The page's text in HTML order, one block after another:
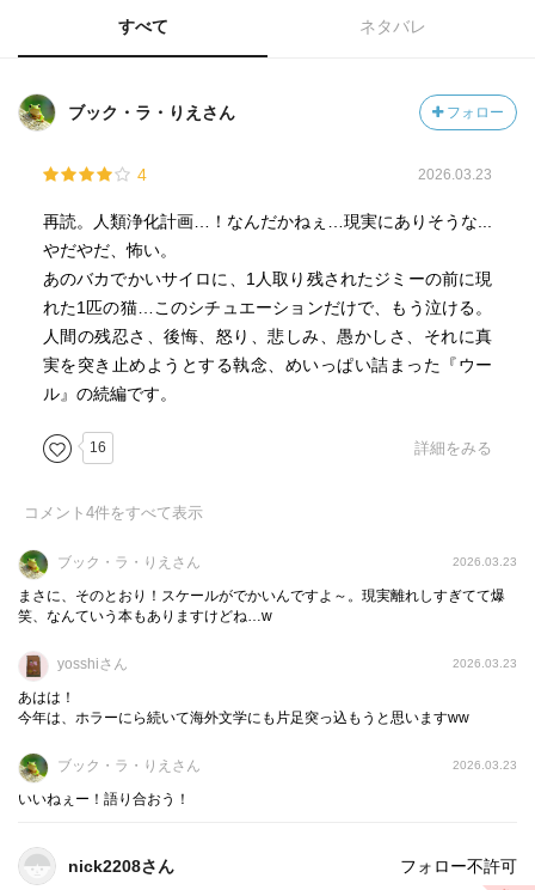
すべて ネタバレ
ブック・ラ・りえさん フォロー
4 2026.03.23
再読。人類浄化計画…！なんだかねぇ…現実にありそうな...
やだやだ、怖い。
あのバカでかいサイロに、1人取り残されたジミーの前に現
れた1匹の猫…このシチュエーションだけで、もう泣ける。
人間の残忍さ、後悔、怒り、悲しみ、愚かしさ、それに真
実を突き止めようとする執念、めいっぱい詰まった『ウー
ル』の続編です。
16 詳細をみる
コメント 4件をすべて表示
ブック・ラ・りえさん 2026.03.23
まさに、そのとおり！スケールがでかいんですよ～。現実離れしすぎてて爆
笑、なんていう本もありますけどね…w
yosshiさん 2026.03.23
あはは！
今年は、ホラーにら続いて海外文学にも片足突っ込もうと思いますww
ブック・ラ・りえさん 2026.03.23
いいねぇー！語り合おう！
nick2208さん フォロー不許可